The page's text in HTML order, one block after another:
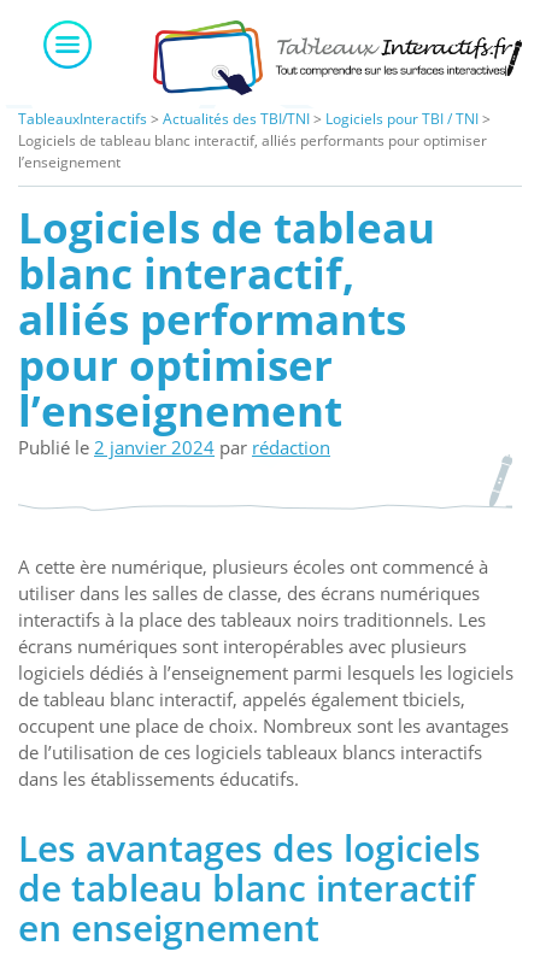
content
TableauxInteractifs > Actualités des TBI/TNI> Logiciels pour TBI / TNI>
Logiciels de tableau blanc interactif, alliés performants pour optimiser
l’enseignement
Logiciels de tableau
blanc interactif,
alliés performants
pour optimiser
l’enseignement
Publié le 2 janvier 2024 par rédaction
A cette ère numérique, plusieurs écoles ont commencé à
utiliser dans les salles de classe, des écrans numériques
interactifs à la place des tableaux noirs traditionnels. Les
écrans numériques sont interopérables avec plusieurs
logiciels dédiés à l’enseignement parmi lesquels les logiciels
de tableau blanc interactif, appelés également tbiciels,
occupent une place de choix. Nombreux sont les avantages
de l’utilisation de ces logiciels tableaux blancs interactifs
dans les établissements éducatifs.
Les avantages des logiciels
de tableau blanc interactif
en enseignement